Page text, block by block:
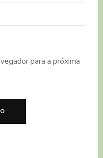
para a próxima